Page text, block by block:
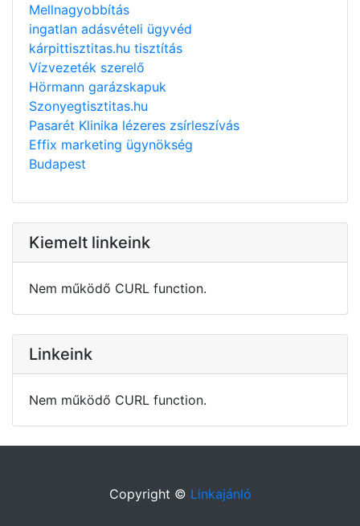
Mellnagyobbítás
ingatlan adásvételi ügyvéd
kárpittisztitas.hu tisztítás
Vízvezeték szerelő
Hörmann garázskapuk
Szonyegtisztitas.hu
Pasarét Klinika lézeres zsírleszívás
Effix marketing ügynökség
Budapest
Kiemelt linkeink
Nem működő CURL function.
Linkeink
Nem működő CURL function.
Copyright © Linkajánló